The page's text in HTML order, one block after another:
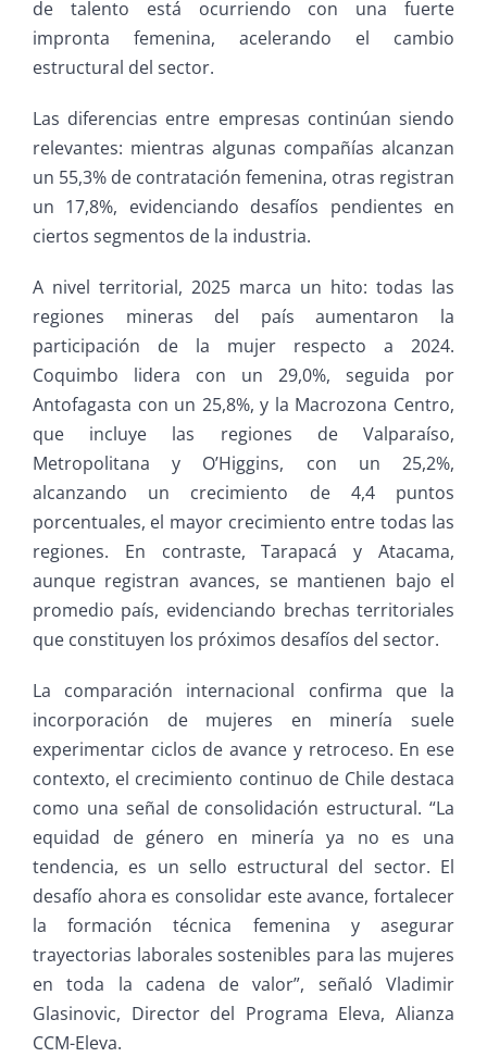
de talento está ocurriendo con una fuerte
impronta femenina, acelerando el cambio
estructural del sector.
Las diferencias entre empresas continúan siendo
relevantes: mientras algunas compañías alcanzan
un 55,3% de contratación femenina, otras registran
un 17,8%, evidenciando desafíos pendientes en
ciertos segmentos de la industria.
A nivel territorial, 2025 marca un hito: todas las
regiones mineras del país aumentaron la
participación de la mujer respecto a 2024.
Coquimbo lidera con un 29,0%, seguida por
Antofagasta con un 25,8%, y la Macrozona Centro,
que incluye las regiones de Valparaíso,
Metropolitana y O’Higgins, con un 25,2%,
alcanzando un crecimiento de 4,4 puntos
porcentuales, el mayor crecimiento entre todas las
regiones. En contraste, Tarapacá y Atacama,
aunque registran avances, se mantienen bajo el
promedio país, evidenciando brechas territoriales
que constituyen los próximos desafíos del sector.
La comparación internacional confirma que la
incorporación de mujeres en minería suele
experimentar ciclos de avance y retroceso. En ese
contexto, el crecimiento continuo de Chile destaca
como una señal de consolidación estructural. “La
equidad de género en minería ya no es una
tendencia, es un sello estructural del sector. El
desafío ahora es consolidar este avance, fortalecer
la formación técnica femenina y asegurar
trayectorias laborales sostenibles para las mujeres
en toda la cadena de valor”, señaló Vladimir
Glasinovic, Director del Programa Eleva, Alianza
CCM-Eleva.